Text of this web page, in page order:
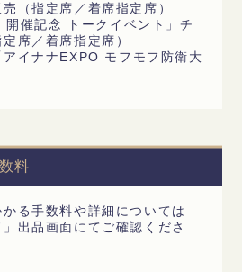
（指定席／着席指定席）
開催記念 トークイベント」チ
席／着席指定席）
アイナナEXPO モフモフ防衛大
料
る手数料や詳細については
」出品画面にてご確認くださ